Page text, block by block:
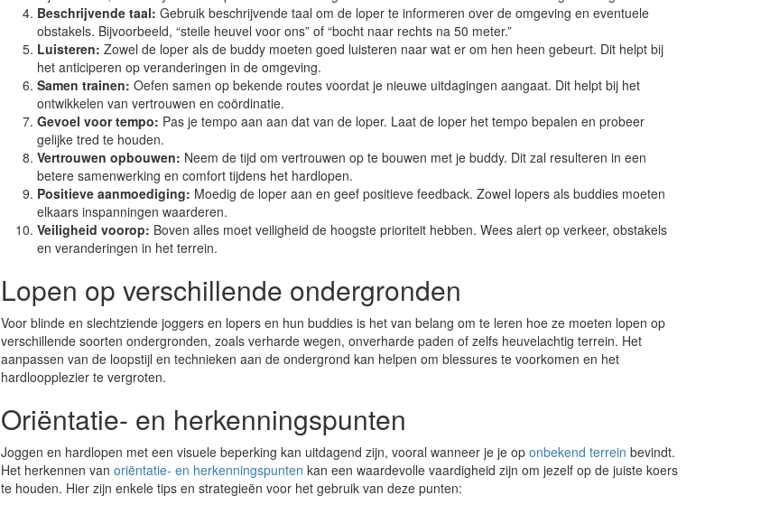
Beschrijvende taal: Gebruik beschrijvende taal om de loper te informeren over de omgeving en eventuele
obstakels. Bijvoorbeeld, “steile heuvel voor ons” of “bocht naar rechts na 50 meter.”
Luisteren: Zowel de loper als de buddy moeten goed luisteren naar wat er om hen heen gebeurt. Dit helpt bij
het anticiperen op veranderingen in de omgeving.
Samen trainen: Oefen samen op bekende routes voordat je nieuwe uitdagingen aangaat. Dit helpt bij het
ontwikkelen van vertrouwen en coördinatie.
Gevoel voor tempo: Pas je tempo aan aan dat van de loper. Laat de loper het tempo bepalen en probeer
gelijke tred te houden.
Vertrouwen opbouwen: Neem de tijd om vertrouwen op te bouwen met je buddy. Dit zal resulteren in een
betere samenwerking en comfort tijdens het hardlopen.
Positieve aanmoediging: Moedig de loper aan en geef positieve feedback. Zowel lopers als buddies moeten
elkaars inspanningen waarderen.
Veiligheid voorop: Boven alles moet veiligheid de hoogste prioriteit hebben. Wees alert op verkeer, obstakels
en veranderingen in het terrein.
Lopen op verschillende ondergronden
Voor blinde en slechtziende joggers en lopers en hun buddies is het van belang om te leren hoe ze moeten lopen op
verschillende soorten ondergronden, zoals verharde wegen, onverharde paden of zelfs heuvelachtig terrein. Het
aanpassen van de loopstijl en technieken aan de ondergrond kan helpen om blessures te voorkomen en het
hardloopplezier te vergroten.
Oriëntatie- en herkenningspunten
Joggen en hardlopen met een visuele beperking kan uitdagend zijn, vooral wanneer je je op onbekend terrein bevindt.
Het herkennen van oriëntatie- en herkenningspunten kan een waardevolle vaardigheid zijn om jezelf op de juiste koers
te houden. Hier zijn enkele tips en strategieën voor het gebruik van deze punten: